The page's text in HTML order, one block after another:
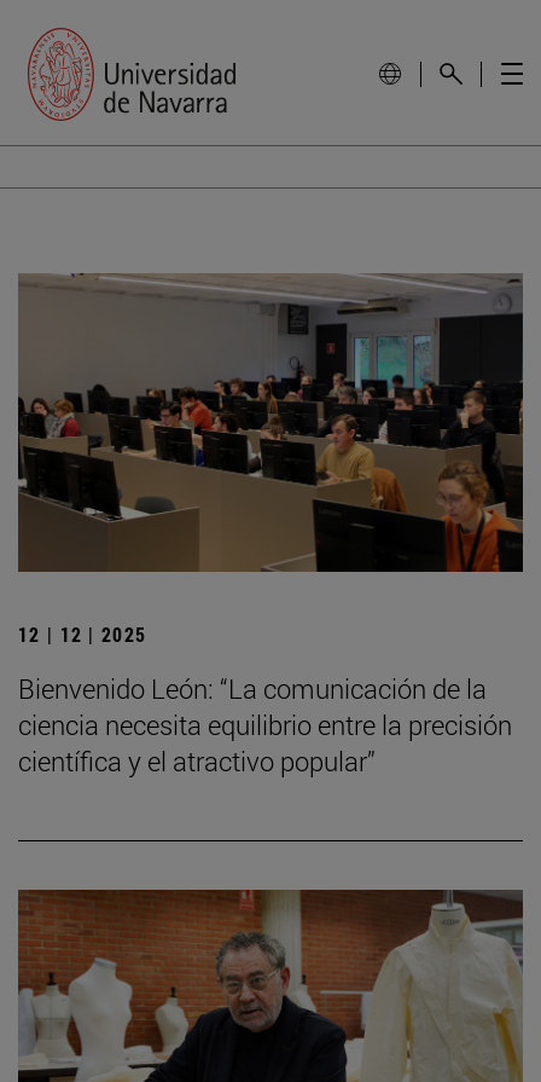
12 | 12 | 2025
Bienvenido León: “La comunicación de la
ciencia necesita equilibrio entre la precisión
científica y el atractivo popular”